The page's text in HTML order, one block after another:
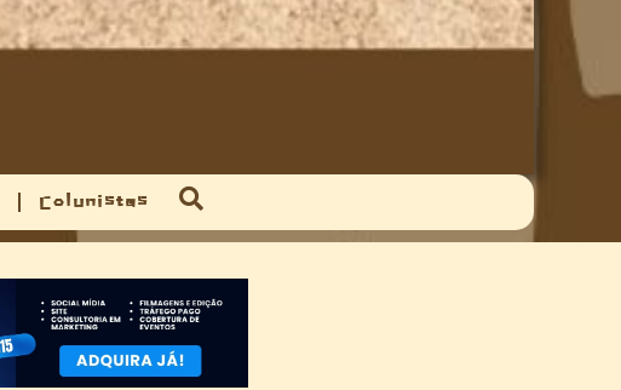
Colunistas